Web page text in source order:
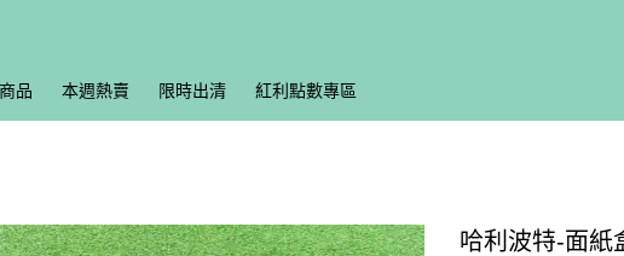
品 本週熱賣 限時出清 紅利點數專區
哈利波特-面紙